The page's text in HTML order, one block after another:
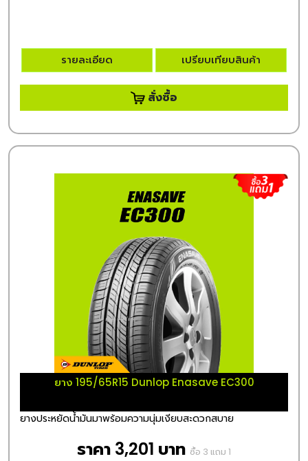
รายละเอียด เปรียบเทียบสินค้า
สั่งซื้อ
ยาง 195/65R15 Dunlop Enasave EC300
ยางประหยัดน้ำมันมาพร้อมความนุ่มเงียบสะดวกสบาย
ราคา 3,201 บาท ซื้อ 3 แถม 1